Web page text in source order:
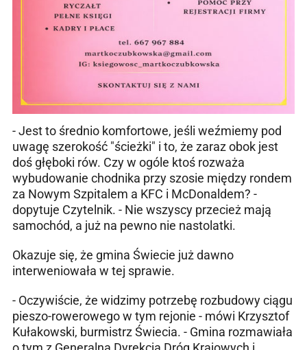
- Jest to średnio komfortowe, jeśli weźmiemy pod
uwagę szerokość "ścieżki" i to, że zaraz obok jest
doś głęboki rów. Czy w ogóle ktoś rozważa
wybudowanie chodnika przy szosie między rondem
za Nowym Szpitalem a KFC i McDonaldem? -
dopytuje Czytelnik. - Nie wszyscy przecież mają
samochód, a już na pewno nie nastolatki.
Okazuje się, że gmina Świecie już dawno
interweniowała w tej sprawie.
- Oczywiście, że widzimy potrzebę rozbudowy ciągu
pieszo-rowerowego w tym rejonie - mówi Krzysztof
Kułakowski, burmistrz Świecia. - Gmina rozmawiała